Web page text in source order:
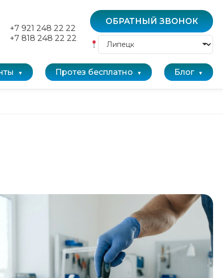
+7 921 248 22 22
+7 818 248 22 22
ОБРАТНЫЙ ЗВОНОК
Протез бесплатно Блог